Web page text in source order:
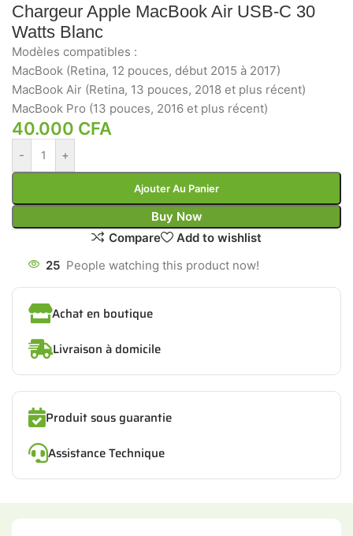
Chargeur Apple MacBook Air USB‑C 30
Watts Blanc
Modèles compatibles :
MacBook (Retina, 12 pouces, début 2015 à 2017)
MacBook Air (Retina, 13 pouces, 2018 et plus récent)
MacBook Pro (13 pouces, 2016 et plus récent)
40.000 CFA
- +
Ajouter Au Panier
Buy Now
Compare
Add to wishlist
25 People watching this product now!
Achat en boutique
Livraison à domicile
Produit sous guarantie
Assistance Technique